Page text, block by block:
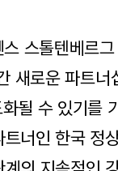
스톨텐베르
새로운 파트너
될 수 있기를
너인 한국 정